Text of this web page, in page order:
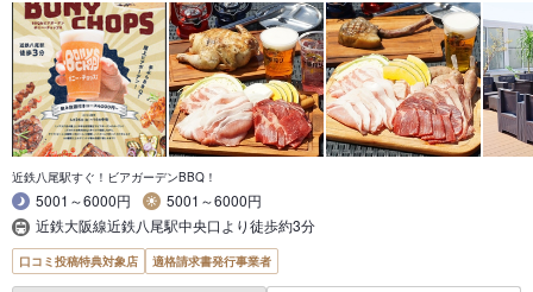
近鉄八尾駅すぐ！ビアガーデンBBQ！
5001～6000円
5001～6000円
近鉄大阪線近鉄八尾駅中央口より徒歩約3分
口コミ投稿特典対象店 適格請求書発行事業者